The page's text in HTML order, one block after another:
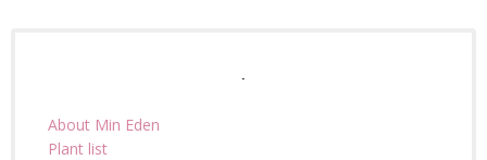
About Min Eden
Plant list